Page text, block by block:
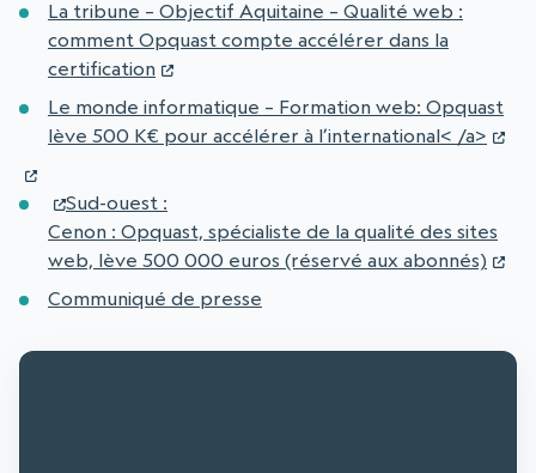
La tribune – Objectif Aquitaine – Qualité web :
comment Opquast compte accélérer dans la
certification
Le monde informatique – Formation web: Opquast
lève 500 K€ pour accélérer à l’international< /a>
Sud-ouest :
Cenon : Opquast, spécialiste de la qualité des sites
web, lève 500 000 euros (réservé aux abonnés)
Communiqué de presse